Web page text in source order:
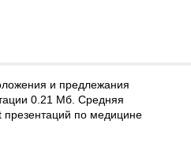
и предлежания
0.21 Мб. Средняя
по медицине